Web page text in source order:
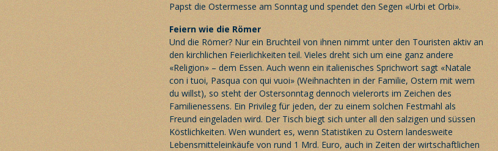
Papst die Ostermesse am Sonntag und spendet den Segen «Urbi et Orbi».
Feiern wie die Römer
Und die Römer? Nur ein Bruchteil von ihnen nimmt unter den Touristen aktiv an
den kirchlichen Feierlichkeiten teil. Vieles dreht sich um eine ganz andere
«Religion» – dem Essen. Auch wenn ein italienisches Sprichwort sagt «Natale
con i tuoi, Pasqua con qui vuoi» (Weihnachten in der Familie, Ostern mit wem
du willst), so steht der Ostersonntag dennoch vielerorts im Zeichen des
Familienessens. Ein Privileg für jeden, der zu einem solchen Festmahl als
Freund eingeladen wird. Der Tisch biegt sich unter all den salzigen und süssen
Köstlichkeiten. Wen wundert es, wenn Statistiken zu Ostern landesweite
Lebensmitteleinkäufe von rund 1 Mrd. Euro, auch in Zeiten der wirtschaftlichen